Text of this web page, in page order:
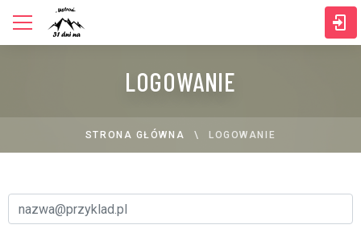
LOGOWANIE
STRONA GŁÓWNA LOGOWANIE